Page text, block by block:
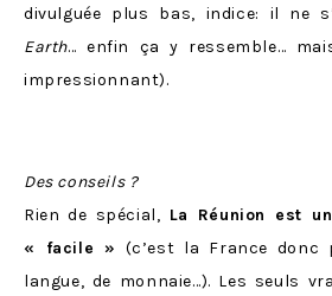
divulguée plus bas, indice: il ne
Earth… enfin ça y ressemble…
impressionnant).
Des conseils ?
Rien de spécial, La Réunion est
« facile » (c’est la France donc
langue, de monnaie…). Les seuls